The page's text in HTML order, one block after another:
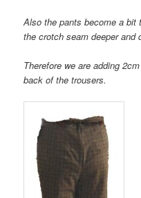
Also the pants become a bit
the crotch seam deeper and
Therefore we are adding
back of the trousers.